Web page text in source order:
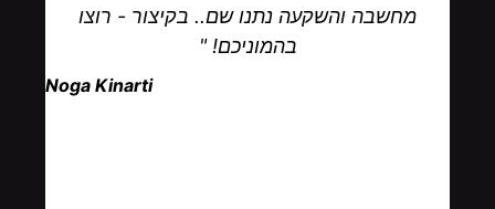
מחשבה והשקעה נתנו שם.. בקיצור - רוצו
בהמוניכם! "
Noga Kinarti‎